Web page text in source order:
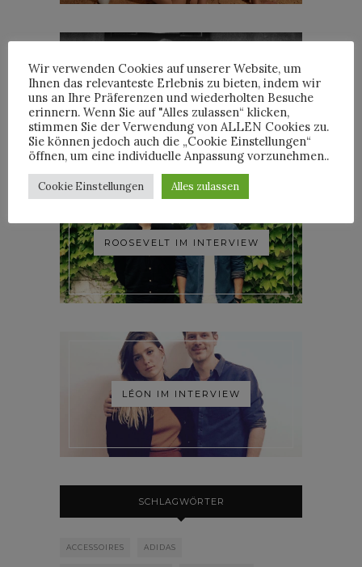
YOANN LEMOINE AKA
WOODKID IM INTERVIEW
ROOSEVELT IM INTERVIEW
LÉON IM INTERVIEW
SCHLAGWÖRTER
ACCESSOIRES ADIDAS
Wir verwenden Cookies auf unserer Website, um
Ihnen das relevanteste Erlebnis zu bieten, indem wir
uns an Ihre Präferenzen und wiederholten Besuche
erinnern. Wenn Sie auf "Alles zulassen“ klicken,
stimmen Sie der Verwendung von ALLEN Cookies zu.
Sie können jedoch auch die „Cookie Einstellungen“
öffnen, um eine individuelle Anpassung vorzunehmen..
Cookie Einstellungen Alles zulassen